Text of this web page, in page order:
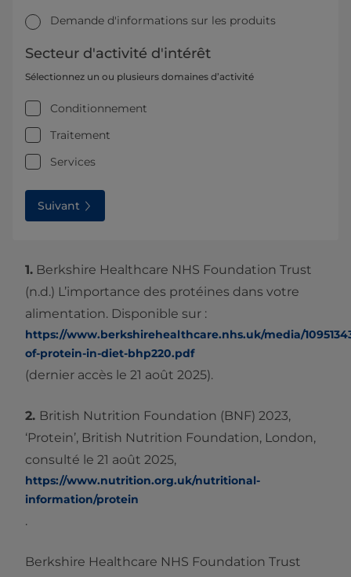
Demande d'informations sur les produits
Secteur d'activité d'intérêt
Sélectionnez un ou plusieurs domaines d’activité
Conditionnement
Traitement
Services
Suivant
1. Berkshire Healthcare NHS Foundation Trust
(n.d.) L’importance des protéines dans votre
alimentation. Disponible sur :
https://www.berkshirehealthcare.nhs.uk/media/
of-protein-in-diet-bhp220.pdf
(dernier accès le 21 août 2025).
2. British Nutrition Foundation (BNF) 2023,
‘Protein’, British Nutrition Foundation, London,
consulté le 21 août 2025,
https://www.nutrition.org.uk/nutritional-
information/protein
.
Berkshire Healthcare NHS Foundation Trust